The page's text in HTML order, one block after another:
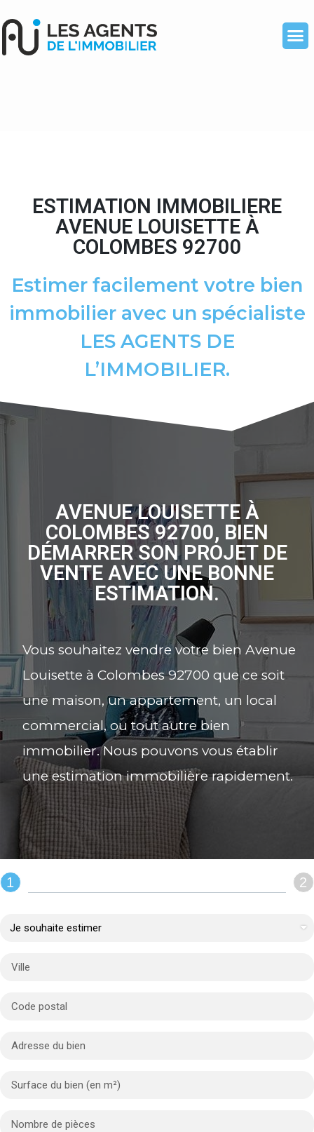
ESTIMATION IMMOBILIERE
AVENUE LOUISETTE À
COLOMBES 92700
Estimer facilement votre bien
immobilier avec un spécialiste
LES AGENTS DE
L’IMMOBILIER.
AVENUE LOUISETTE À
COLOMBES 92700, BIEN
DÉMARRER SON PROJET DE
VENTE AVEC UNE BONNE
ESTIMATION.
Vous souhaitez vendre votre bien Avenue
Louisette à Colombes 92700 que ce soit
une maison, un appartement, un local
commercial, ou tout autre bien
immobilier. Nous pouvons vous établir
une estimation immobilière rapidement.
REMPLIR LE FORMULAIRE :
1 2